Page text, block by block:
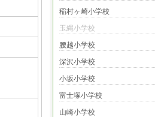
稲村ヶ崎小学校
玉縄小学校
腰越小学校
深沢小学校
小坂小学校
富士塚小学校
山崎小学校